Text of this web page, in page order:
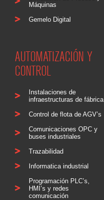
Máquinas
Gemelo Digital
AUTOMATIZACIÓN Y
CONTROL
Instalaciones de
infraestructuras de fábrica
Control de flota de AGV’s
Comunicaciones OPC y
buses industriales
Trazabilidad
Informatica industrial
Programación PLC’s,
HMI’s y redes
comunicación